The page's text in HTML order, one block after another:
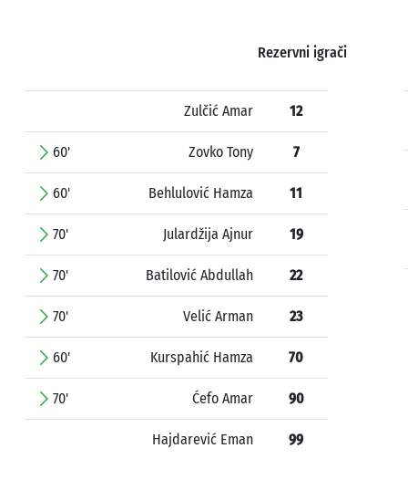
Rezervni igrači
Zulčić Amar 12
60' Zovko Tony 7
60' Behlulović Hamza 11
70' Julardžija Ajnur 19
70' Batilović Abdullah 22
70' Velić Arman 23
60' Kurspahić Hamza 70
70' Ćefo Amar 90
Hajdarević Eman 99